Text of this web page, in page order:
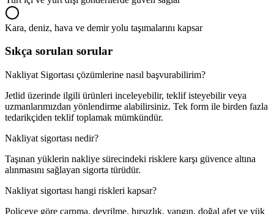
Kara, deniz, hava ve demir yolu taşımalarını kapsar
Sıkça sorulan sorular
Nakliyat Sigortası çözümlerine nasıl başvurabilirim?
Jetlid üzerinde ilgili ürünleri inceleyebilir, teklif isteyebilir veya
uzmanlarımızdan yönlendirme alabilirsiniz. Tek form ile birden fazla
tedarikçiden teklif toplamak mümkündür.
Nakliyat sigortası nedir?
Taşınan yüklerin nakliye sürecindeki risklere karşı güvence altına
alınmasını sağlayan sigorta türüdür.
Nakliyat sigortası hangi riskleri kapsar?
Poliçeye göre çarpma, devrilme, hırsızlık, yangın, doğal afet ve yük